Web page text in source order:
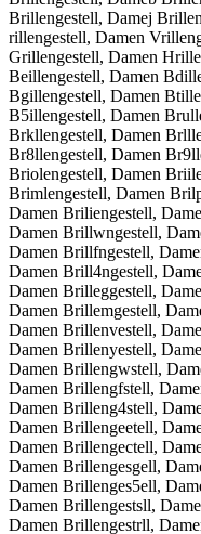
Brillengestell, Damej
rillengestell, Damen
Grillengestell, Damen
Beillengestell, Damen
Bgillengestell, Damen
B5illengestell, Damen
Brkllengestell, Damen
Br8llengestell, Damen
Briolengestell, Damen
Brimlengestell, Damen
Damen Briliengestell,
Damen Brillwngestell,
Damen Brillfngestell,
Damen Brill4ngestell,
Damen Brilleggestell,
Damen Brillemgestell,
Damen Brillenvestell,
Damen Brillenyestell,
Damen Brillengwstell,
Damen Brillengfstell,
Damen Brilleng4stell,
Damen Brillengeetell,
Damen Brillengectell,
Damen Brillengesgell,
Damen Brillenges5ell,
Damen Brillengestsll,
Damen Brillengestrll,